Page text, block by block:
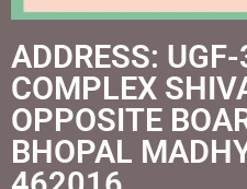
ADDRESS:
COMPLEX
OPPOSITE
BHOPAL